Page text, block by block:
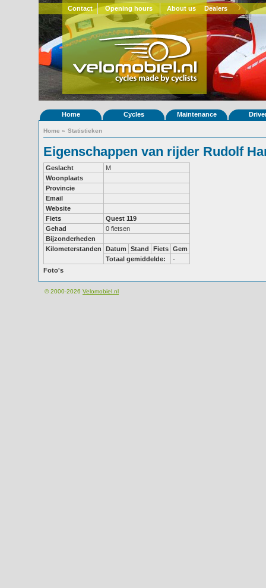
Contact Opening hours About us Dealers
Home Cycles Maintenance
Home » Statistieken
Eigenschappen van rijder Rudolf
Geslacht
M
Woonplaats
Provincie
Email
Website
Fiets
Quest 119
Gehad
0 fietsen
Bijzonderheden
Kilometerstanden
Datum Stand Fiets Gem
Totaal gemiddelde:
-
Foto's
© 2000-2026 Velomobiel.nl